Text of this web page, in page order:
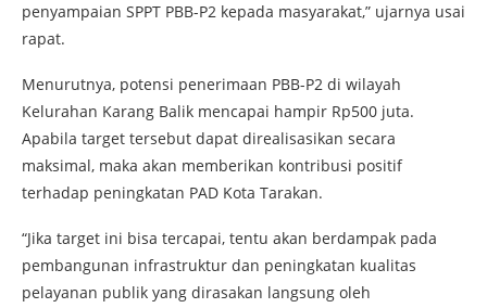
penyampaian SPPT PBB-P2 kepada masyarakat,” ujarnya usai
rapat.
Menurutnya, potensi penerimaan PBB-P2 di wilayah
Kelurahan Karang Balik mencapai hampir Rp500 juta.
Apabila target tersebut dapat direalisasikan secara
maksimal, maka akan memberikan kontribusi positif
terhadap peningkatan PAD Kota Tarakan.
“Jika target ini bisa tercapai, tentu akan berdampak pada
pembangunan infrastruktur dan peningkatan kualitas
pelayanan publik yang dirasakan langsung oleh